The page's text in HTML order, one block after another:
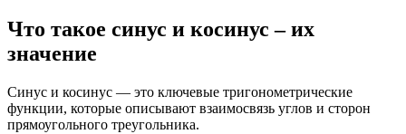
Что такое синус и косинус – их
значение
Синус и косинус — это ключевые тригонометрические
функции, которые описывают взаимосвязь углов и сторон
прямоугольного треугольника.